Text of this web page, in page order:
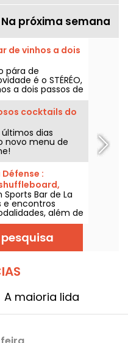
Na próxima semana
de vinhos a dois
pára de
é o STÉRÉO,
a dois passos de
cocktails do
dias
novo menu de
:
Bar de La
e encontros
além de
com shuffleboard,
mesa.
A maioria lida